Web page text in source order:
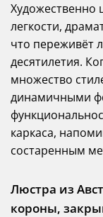
Художественно
легкости,
что переживёт
десятилетия.
множество
динамичными
каркаса,
состаренным
Люстра из
короны,